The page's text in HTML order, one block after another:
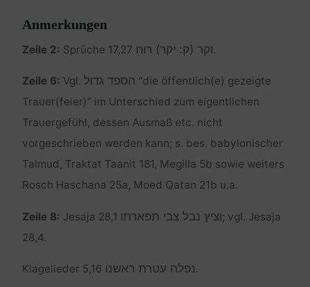
Anmerkungen
Zeile 2: Sprüche 17,27 וקר (ק: יקר) רוח.
Zeile 6: Vgl. הספד גדול “die öffentlich(e) gezeigte
Trauer(feier)” im Unterschied zum eigentlichen
Trauergefühl, dessen Ausmaß etc. nicht
vorgeschrieben werden kann; s. bes. babylonischer
Talmud, Traktat Taanit 181, Megilla 5b sowie weiters
Rosch Haschana 25a, Moed Qatan 21b u.a.
Zeile 8: Jesaja 28,1 וציץ נבל צבי תפארתו; vgl. Jesaja
28,4.
Klagelieder 5,16 נפלה עטרת ראשנו.